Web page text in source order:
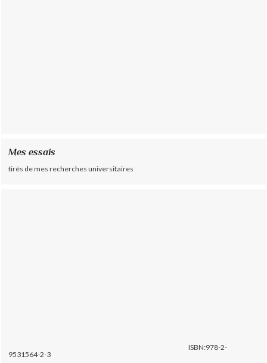
Mes essais
tirés de mes recherches universitaires
ISBN:978-2-
9531564-2-3